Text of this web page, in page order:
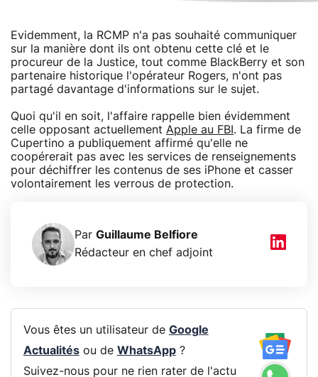
Evidemment, la RCMP n'a pas souhaité communiquer
sur la manière dont ils ont obtenu cette clé et le
procureur de la Justice, tout comme BlackBerry et son
partenaire historique l'opérateur Rogers, n'ont pas
partagé davantage d'informations sur le sujet.
Quoi qu'il en soit, l'affaire rappelle bien évidemment
celle opposant actuellement Apple au FBI . La firme de
Cupertino a publiquement affirmé qu'elle ne
coopérerait pas avec les services de renseignements
pour déchiffrer les contenus de ses iPhone et casser
volontairement les verrous de protection.
Par Guillaume Belfiore
Rédacteur en chef adjoint
Vous êtes un utilisateur de Google
Actualitésou de WhatsApp?
Suivez-nous pour ne rien rater de l'actu